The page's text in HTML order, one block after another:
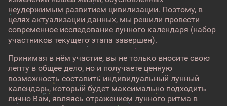
неудержимым развитием цивилизации. Поэтому, в
целях актуализации данных, мы решили провести
современное исследование лунного календаря (набор
участников текущего этапа завершен).
Принимая в нём участие, вы не только вносите свою
лепту в общее дело, но и получаете ценную
возможность составить индивидуальный лунный
календарь, который будет максимально подходить
лично Вам, являясь отражением лунного ритма в